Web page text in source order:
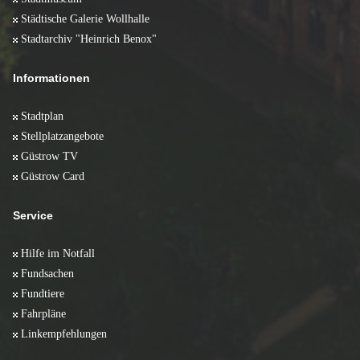
Städtische Galerie Wollhalle
Stadtarchiv "Heinrich Benox"
Informationen
Stadtplan
Stellplatzangebote
Güstrow TV
Güstrow Card
Service
Hilfe im Notfall
Fundsachen
Fundtiere
Fahrpläne
Linkempfehlungen